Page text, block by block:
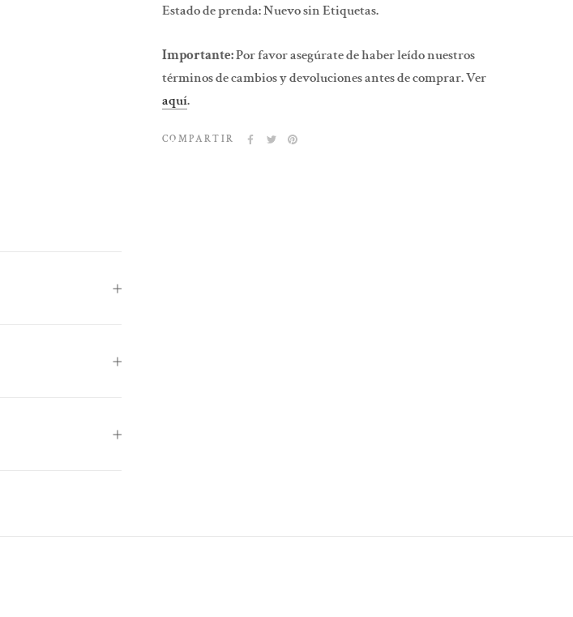
Estado de prenda: Nuevo sin Etiquetas.
Importante:Por favor asegúrate de haber leído nuestros
términos de cambios y devoluciones antes de comprar. Ver
aquí.
COMPARTIR